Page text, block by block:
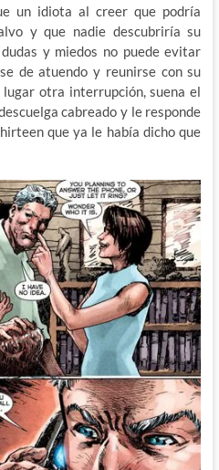
un idiota al creer que podría
y que nadie descubriría su
y miedos no puede evitar
de atuendo y reunirse con su
otra interrupción, suena el
cabreado y le responde
que ya le había dicho que